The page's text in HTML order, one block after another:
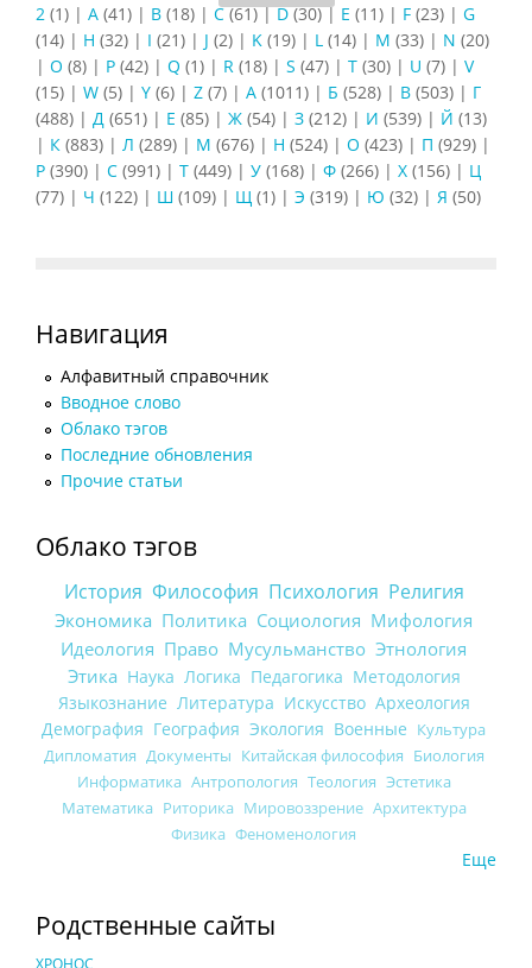
2 (1) | A (41) | B (18) | C(61)|D(30)| E (11) | F (23) | G
(14) | H (32) | I (21) | J (2) | K (19) | L (14) | M (33) | N (20)
| O (8) | P (42) | Q (1) | R (18) | S (47) | T (30) | U (7) | V
(15) | W (5) | Y (6) | Z (7) | А (1011) | Б (528) | В (503) | Г
(488) | Д (651) | Е (85) | Ж (54) | З (212) | И (539) | Й (13)
| К (883) | Л (289) | М (676) | Н (524) | О (423) | П (929) |
Р (390) | С (991) | Т (449) | У (168) | Ф (266) | Х (156) | Ц
(77) | Ч (122) | Ш (109) | Щ (1) | Э (319) | Ю (32) | Я (50)
Навигация
Алфавитный справочник
Вводное слово
Облако тэгов
Последние обновления
Прочие статьи
Облако тэгов
История Философия Психология Религия
Экономика Политика Социология Мифология
Идеология Право Мусульманство Этнология
Этика Наука Логика Педагогика Методология
Языкознание Литература Искусство Археология
Демография География Экология Военные Культура
Дипломатия Документы Китайская философия Биология
Информатика Антропология Теология Эстетика
Математика Риторика Мировоззрение Архитектура
Физика Феноменология
Еще
Родственные сайты
ХРОНОС